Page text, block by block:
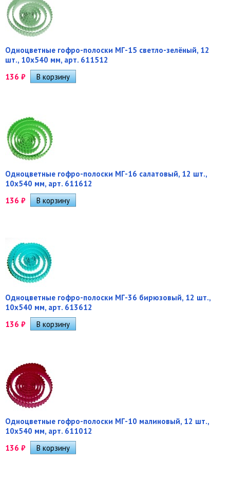
Одноцветные гофро-полоски МГ-15 светло-зелёный, 12
шт., 10х540 мм, арт. 611512
136 ₽
Одноцветные гофро-полоски МГ-16 салатовый, 12 шт.,
10х540 мм, арт. 611612
136 ₽
Одноцветные гофро-полоски МГ-36 бирюзовый, 12 шт.,
10х540 мм, арт. 613612
136 ₽
Одноцветные гофро-полоски МГ-10 малиновый, 12 шт.,
10х540 мм, арт. 611012
136 ₽